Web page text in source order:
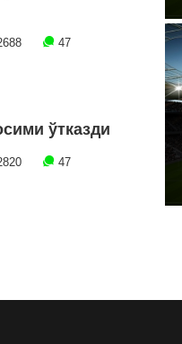
47
ўтказди
47